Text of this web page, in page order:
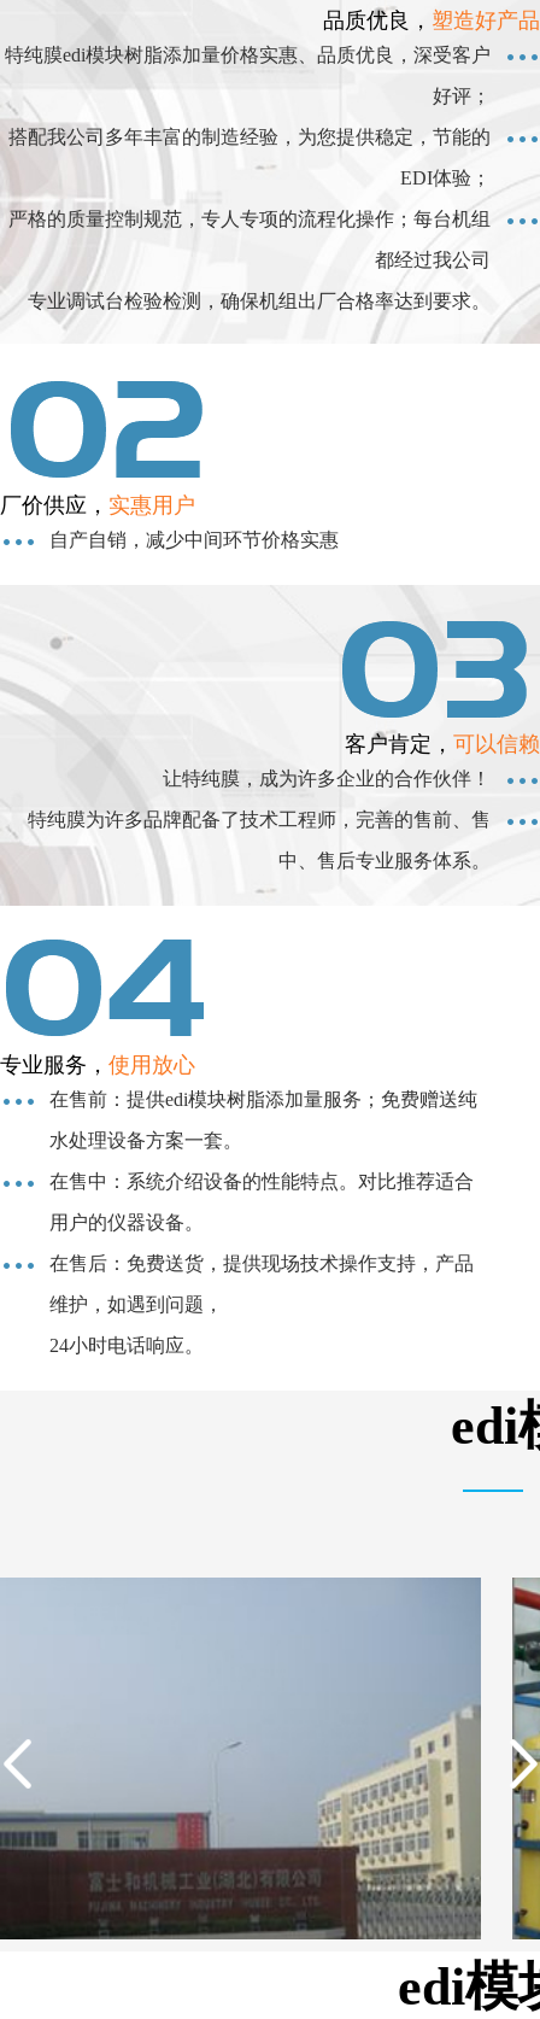
品质优良， 塑造好产品
特纯膜edi模块树脂添加量价格实惠、品质优良，深受客户
好评；
搭配我公司多年丰富的制造经验，为您提供稳定，节能的
EDI体验；
严格的质量控制规范，专人专项的流程化操作；每台机组
都经过我公司
专业调试台检验检测，确保机组出厂合格率达到要求。
厂价供应， 实惠用户
自产自销，减少中间环节价格实惠
客户肯定， 可以信赖
让特纯膜，成为许多企业的合作伙伴！
特纯膜为许多品牌配备了技术工程师，完善的售前、售
中、售后专业服务体系。
专业服务， 使用放心
在售前：提供edi模块树脂添加量服务；免费赠送纯
水处理设备方案一套。
在售中：系统介绍设备的性能特点。对比推荐适合
用户的仪器设备。
在售后：免费送货，提供现场技术操作支持，产品
维护，如遇到问题，
24小时电话响应。
edi
edi模